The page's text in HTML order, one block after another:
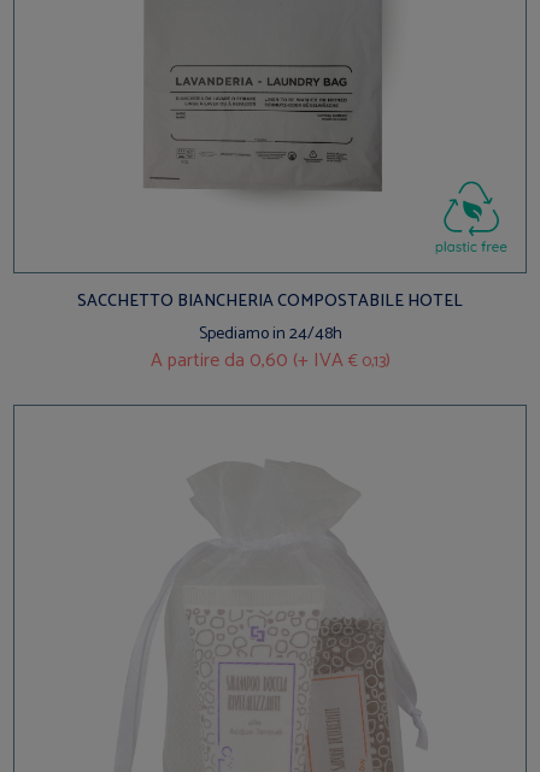
SACCHETTO BIANCHERIA COMPOSTABILE HOTEL
Spediamo in 24/48h
A partire da 0,60 (+ IVA€ 0,13)